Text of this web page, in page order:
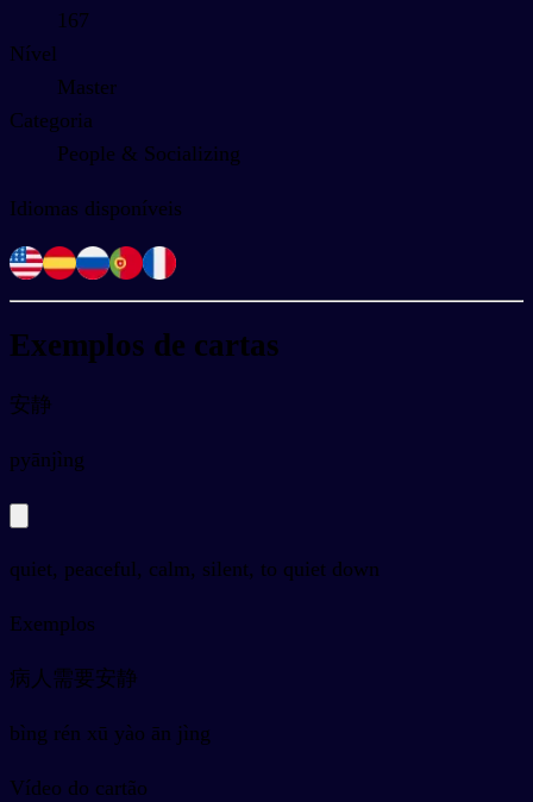
167
Nível
Master
Categoria
People & Socializing
Idiomas disponíveis
Exemplos de cartas
安静
pyānjìng
quiet, peaceful, calm, silent, to quiet down
Exemplos
病人需要安静
bìng rén xū yào ān jìng
Vídeo do cartão